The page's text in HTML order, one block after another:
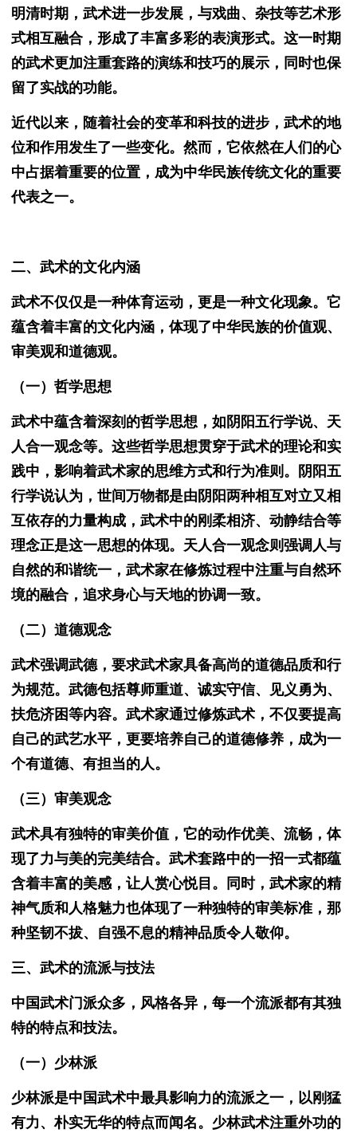
明清时期，武术进一步发展，与戏曲、杂技等艺术形
式相互融合，形成了丰富多彩的表演形式。这一时期
的武术更加注重套路的演练和技巧的展示，同时也保
留了实战的功能。
近代以来，随着社会的变革和科技的进步，武术的地
位和作用发生了一些变化。然而，它依然在人们的心
中占据着重要的位置，成为中华民族传统文化的重要
代表之一。
二、武术的文化内涵
武术不仅仅是一种体育运动，更是一种文化现象。它
蕴含着丰富的文化内涵，体现了中华民族的价值观、
审美观和道德观。
（一）哲学思想
武术中蕴含着深刻的哲学思想，如阴阳五行学说、天
人合一观念等。这些哲学思想贯穿于武术的理论和实
践中，影响着武术家的思维方式和行为准则。阴阳五
行学说认为，世间万物都是由阴阳两种相互对立又相
互依存的力量构成，武术中的刚柔相济、动静结合等
理念正是这一思想的体现。天人合一观念则强调人与
自然的和谐统一，武术家在修炼过程中注重与自然环
境的融合，追求身心与天地的协调一致。
（二）道德观念
武术强调武德，要求武术家具备高尚的道德品质和行
为规范。武德包括尊师重道、诚实守信、见义勇为、
扶危济困等内容。武术家通过修炼武术，不仅要提高
自己的武艺水平，更要培养自己的道德修养，成为一
个有道德、有担当的人。
（三）审美观念
武术具有独特的审美价值，它的动作优美、流畅，体
现了力与美的完美结合。武术套路中的一招一式都蕴
含着丰富的美感，让人赏心悦目。同时，武术家的精
神气质和人格魅力也体现了一种独特的审美标准，那
种坚韧不拔、自强不息的精神品质令人敬仰。
三、武术的流派与技法
中国武术门派众多，风格各异，每一个流派都有其独
特的特点和技法。
（一）少林派
少林派是中国武术中最具影响力的流派之一，以刚猛
有力、朴实无华的特点而闻名。少林武术注重外功的